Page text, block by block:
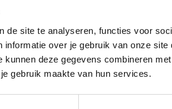
de site te analyseren, functies voor
over je gebruik van onze
deze gegevens combineren
gebruik maakte van hun services.
Subscribe to our newsletter
Don't miss anything